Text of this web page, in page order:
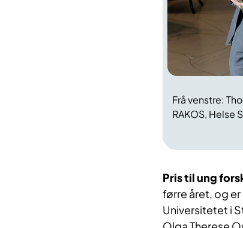
Frå venstre:
RAKOS, Helse
Pris til ung
førre året, og
Universitetet i